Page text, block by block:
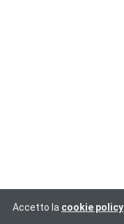
Accetto la cookie policy